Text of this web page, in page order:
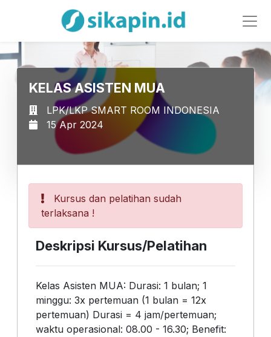
KELAS ASISTEN MUA
LPK/LKP SMART ROOM INDONESIA
15 Apr 2024
Kursus dan pelatihan sudah
terlaksana !
Deskripsi Kursus/Pelatihan
Kelas Asisten MUA: Durasi: 1 bulan; 1
minggu: 3x pertemuan (1 bulan = 12x
pertemuan) Durasi = 4 jam/pertemuan;
waktu operasional: 08.00 - 16.30; Benefit: